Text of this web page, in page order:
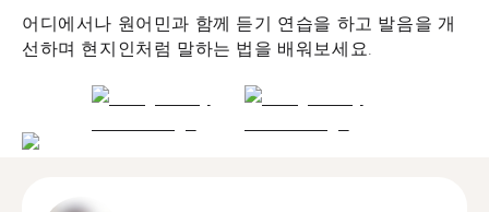
어디에서나 원어민과 함께 듣기 연습을 하고 발음을 개
선하며 현지인처럼 말하는 법을 배워보세요.